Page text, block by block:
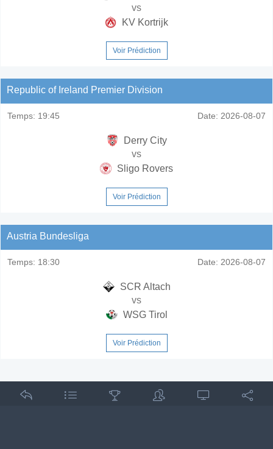
vs
KV Kortrijk
Voir Prédiction
Republic of Ireland Premier Division
Temps: 19:45 Date: 2026-08-07
Derry City
vs
Sligo Rovers
Voir Prédiction
Austria Bundesliga
Temps: 18:30 Date: 2026-08-07
SCR Altach
vs
WSG Tirol
Voir Prédiction